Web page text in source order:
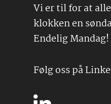
Vi er til for at
klokken en
Endelig Mandag!
Følg oss på